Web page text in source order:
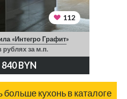
112
«Интегро Графит»
рублях за м.п.
BYN
больше кухонь в каталоге